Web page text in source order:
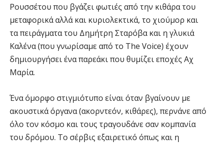
Ρουσσέτου που βγάζει φωτιές από την κιθάρα του
μεταφορικά αλλά και κυριολεκτικά, το χιούμορ και
τα πειράγματα του Δημήτρη Σταρόβα και η γλυκιά
Καλένα (που γνωρίσαμε από το The Voice) έχουν
δημιουργήσει ένα παρεάκι που θυμίζει εποχές Αχ
Μαρία.
Ένα όμορφο στιγμιότυπο είναι όταν βγαίνουν με
ακουστικά όργανα (ακορντεόν, κιθάρες), περνάνε από
όλο τον κόσμο και τους τραγουδάνε σαν κομπανία
του δρόμου. Το σέρβις εξαιρετικό όπως και η